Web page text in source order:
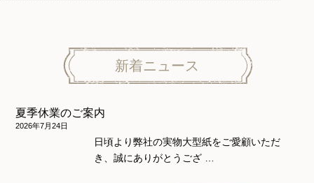
ニット地専用
和風衣類
ワンピース＆スーツ
ウェディング・コスチューム
ワンピース
スカート・パンツ
新着ニュース
夏季休業のご案内
2026年7月24日
日頃より弊社の実物大型紙をご愛顧いただ
き、誠にありがとうござ …